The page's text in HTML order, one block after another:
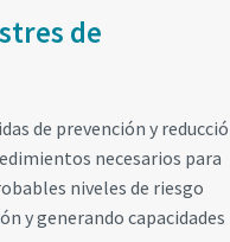
de
de prevención y
necesarios para
niveles de riesgo
y generando capacidades